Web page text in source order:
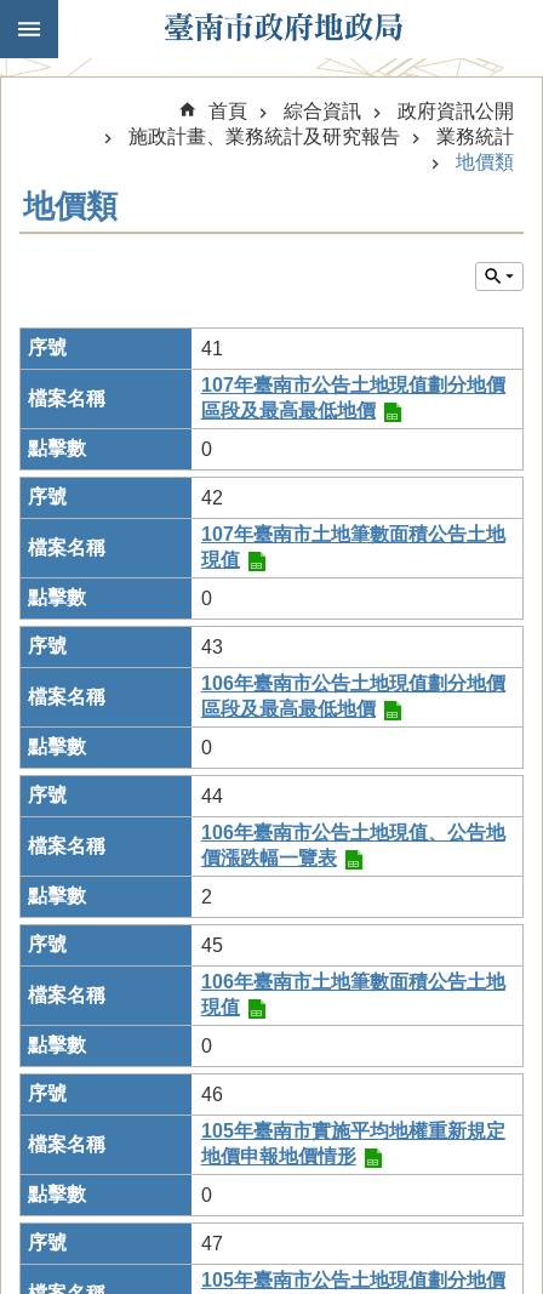
跳到主要內容區塊
首頁 綜合資訊
政府資訊公開
施政計畫、業務統計及研究報告
業務統計
地價類
地價類
41
107年臺南市公告土地現值劃分地價
區段及最高最低地價
0
42
107年臺南市土地筆數面積公告土地
現值
0
43
106年臺南市公告土地現值劃分地價
區段及最高最低地價
0
44
106年臺南市公告土地現值、公告地
價漲跌幅一覽表
2
45
106年臺南市土地筆數面積公告土地
現值
0
46
105年臺南市實施平均地權重新規定
地價申報地價情形
0
47
105年臺南市公告土地現值劃分地價